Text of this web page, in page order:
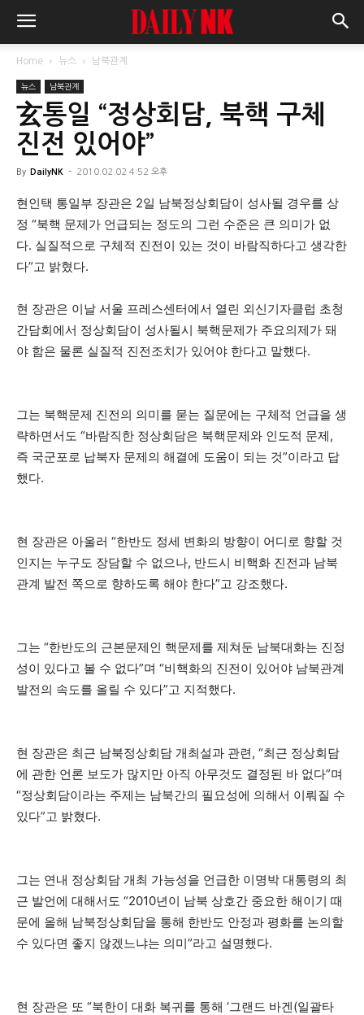
Home 뉴스 남북관계
뉴스 남북관계
玄통일 “정상회담, 북핵 구체
진전 있어야”
By DailyNK - 2010.02.02 4:52 오후
현인택 통일부 장관은 2일 남북정상회담이 성사될 경우를 상
정 “북핵 문제가 언급되는 정도의 그런 수준은 큰 의미가 없
다. 실질적으로 구체적 진전이 있는 것이 바람직하다고 생각한
다”고 밝혔다.
현 장관은 이날 서울 프레스센터에서 열린 외신기자클럽 초청
간담회에서 정상회담이 성사될시 북핵문제가 주요의제가 돼
야 함은 물론 실질적 진전조치가 있어야 한다고 말했다.
그는 북핵문제 진전의 의미를 묻는 질문에는 구체적 언급을 생
략하면서도 “바람직한 정상회담은 북핵문제와 인도적 문제,
즉 국군포로 납북자 문제의 해결에 도움이 되는 것”이라고 답
했다.
현 장관은 아울러 “한반도 정세 변화의 방향이 어디로 향할 것
인지는 누구도 장담할 수 없으나, 반드시 비핵화 진전과 남북
관계 발전 쪽으로 향하도록 해야 한다”고 강조했다.
그는 “한반도의 근본문제인 핵문제를 제쳐둔 남북대화는 진정
성이 있다고 볼 수 없다”며 “비핵화의 진전이 있어야 남북관계
발전의 속도를 올릴 수 있다”고 지적했다.
현 장관은 최근 남북정상회담 개최설과 관련, “최근 정상회담
에 관한 언론 보도가 많지만 아직 아무것도 결정된 바 없다”며
“정상회담이라는 주제는 남북간의 필요성에 의해서 이뤄질 수
있다”고 밝혔다.
그는 연내 정상회담 개최 가능성을 언급한 이명박 대통령의 최
근 발언에 대해서도 “2010년이 남북 상호간 중요한 해이기 때
문에 올해 남북정상회담을 통해 한반도 안정과 평화를 논의할
수 있다면 좋지 않겠느냐는 의미”라고 설명했다.
현 장관은 또 “북한이 대화 복귀를 통해 ‘그랜드 바겐(일괄타